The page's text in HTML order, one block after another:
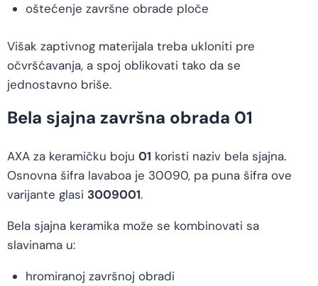
oštećenje završne obrade ploče
Višak zaptivnog materijala treba ukloniti pre
očvršćavanja, a spoj oblikovati tako da se
jednostavno briše.
Bela sjajna završna obrada 01
AXA za keramičku boju 01 koristi naziv bela sjajna.
Osnovna šifra lavaboa je 30090, pa puna šifra ove
varijante glasi 3009001.
Bela sjajna keramika može se kombinovati sa
slavinama u:
hromiranoj završnoj obradi